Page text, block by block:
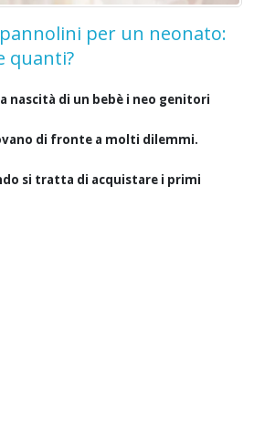
per un neonato:
quanti?
nascità di un bebè i neo genitori
di fronte a molti dilemmi.
si tratta di acquistare i primi
per un neonato, la scelta è